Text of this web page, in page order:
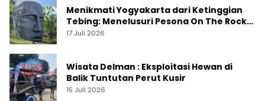
Menikmati Yogyakarta dari Ketinggian
Tebing: Menelusuri Pesona On The Rock
Jogja yang Sedang Naik Daun
17 Juli 2026
Wisata Delman : Eksploitasi Hewan di
Balik Tuntutan Perut Kusir
15 Juli 2026